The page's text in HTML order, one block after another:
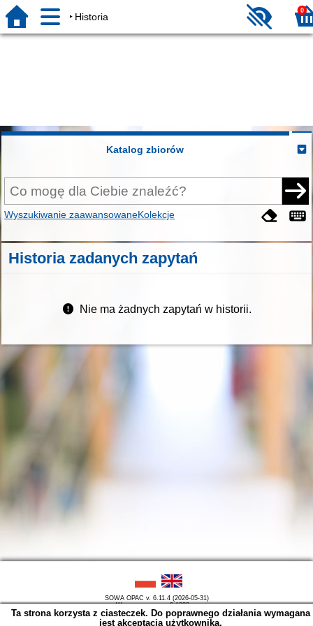
Historia
0
Katalog zbiorów
Wyszukiwanie zaawansowaneKolekcje
Historia zadanych zapytań
Nie ma żadnych zapytań w historii.
SOWA OPAC v. 6.11.4 (2026-05-31)
Wygenerowano w 0,1288 s.
Ta strona korzysta z ciasteczek. Do poprawnego działania wymagana
jest akceptacja użytkownika.